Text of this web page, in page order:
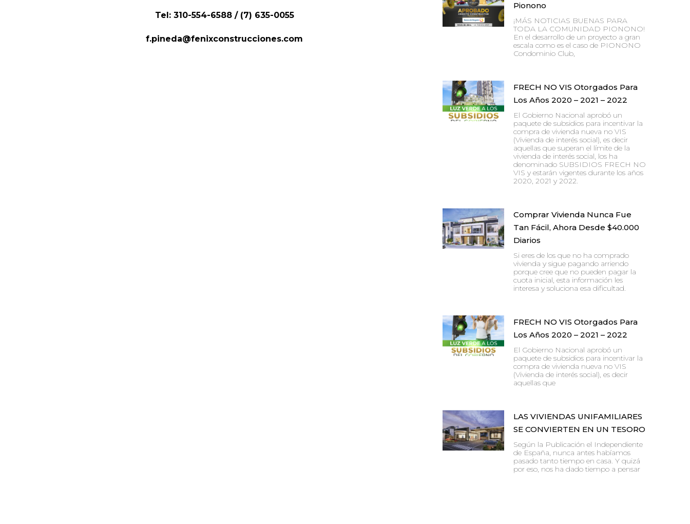
Tel: 310-554-6588 / (7) 635-0055
f.pineda@fenixconstrucciones.com
Pionono
¡MÁS NOTICIAS BUENAS PARA
TODA LA COMUNIDAD PIONONO!
En el desarrollo de un proyecto a gran
escala como es el caso de PIONONO
Condominio Club,
FRECH NO VIS Otorgados Para
Los Años 2020 – 2021 – 2022
El Gobierno Nacional aprobó un
paquete de subsidios para incentivar la
compra de vivienda nueva no VIS
(Vivienda de interés social), es decir
aquellas que superan el límite de la
vivienda de interés social, los ha
denominado SUBSIDIOS FRECH NO
VIS y estarán vigentes durante los años
2020, 2021 y 2022.
Comprar Vivienda Nunca Fue
Tan Fácil, Ahora Desde $40.000
Diarios
Si eres de los que no ha comprado
vivienda y sigue pagando arriendo
porque cree que no pueden pagar la
cuota inicial, esta información les
interesa y soluciona esa dificultad.
FRECH NO VIS Otorgados Para
Los Años 2020 – 2021 – 2022
El Gobierno Nacional aprobó un
paquete de subsidios para incentivar la
compra de vivienda nueva no VIS
(Vivienda de interés social), es decir
aquellas que
LAS VIVIENDAS UNIFAMILIARES
SE CONVIERTEN EN UN TESORO
Según la Publicación el Independiente
de España, nunca antes habíamos
pasado tanto tiempo en casa. Y quizá
por eso, nos ha dado tiempo a pensar